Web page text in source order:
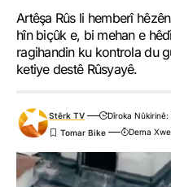
Artêşa Rûs li hemberî
hîn biçûk e, bi mehan e
ragihandin ku kontrola du
ketiye destê Rûsyayê.
Stêrk TV
Dîroka Nûkirinê:
Dema